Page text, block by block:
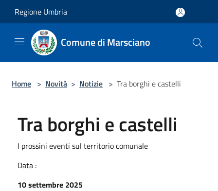
Regione Umbria
Comune di Marsciano
Home > Novità > Notizie > Tra borghi e castelli
Tra borghi e castelli
I prossini eventi sul territorio comunale
Data :
10 settembre 2025